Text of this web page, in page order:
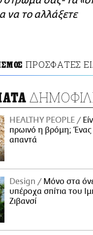
να το αλλάξετε
ΠΡΟΣΦΑΤΕΣ
HEALTHY PEOPLE
πρωινό η βρόμη; Ένας
απαντά
Design
Μόνο στα
υπέροχα σπίτια του
Ζιβανσί